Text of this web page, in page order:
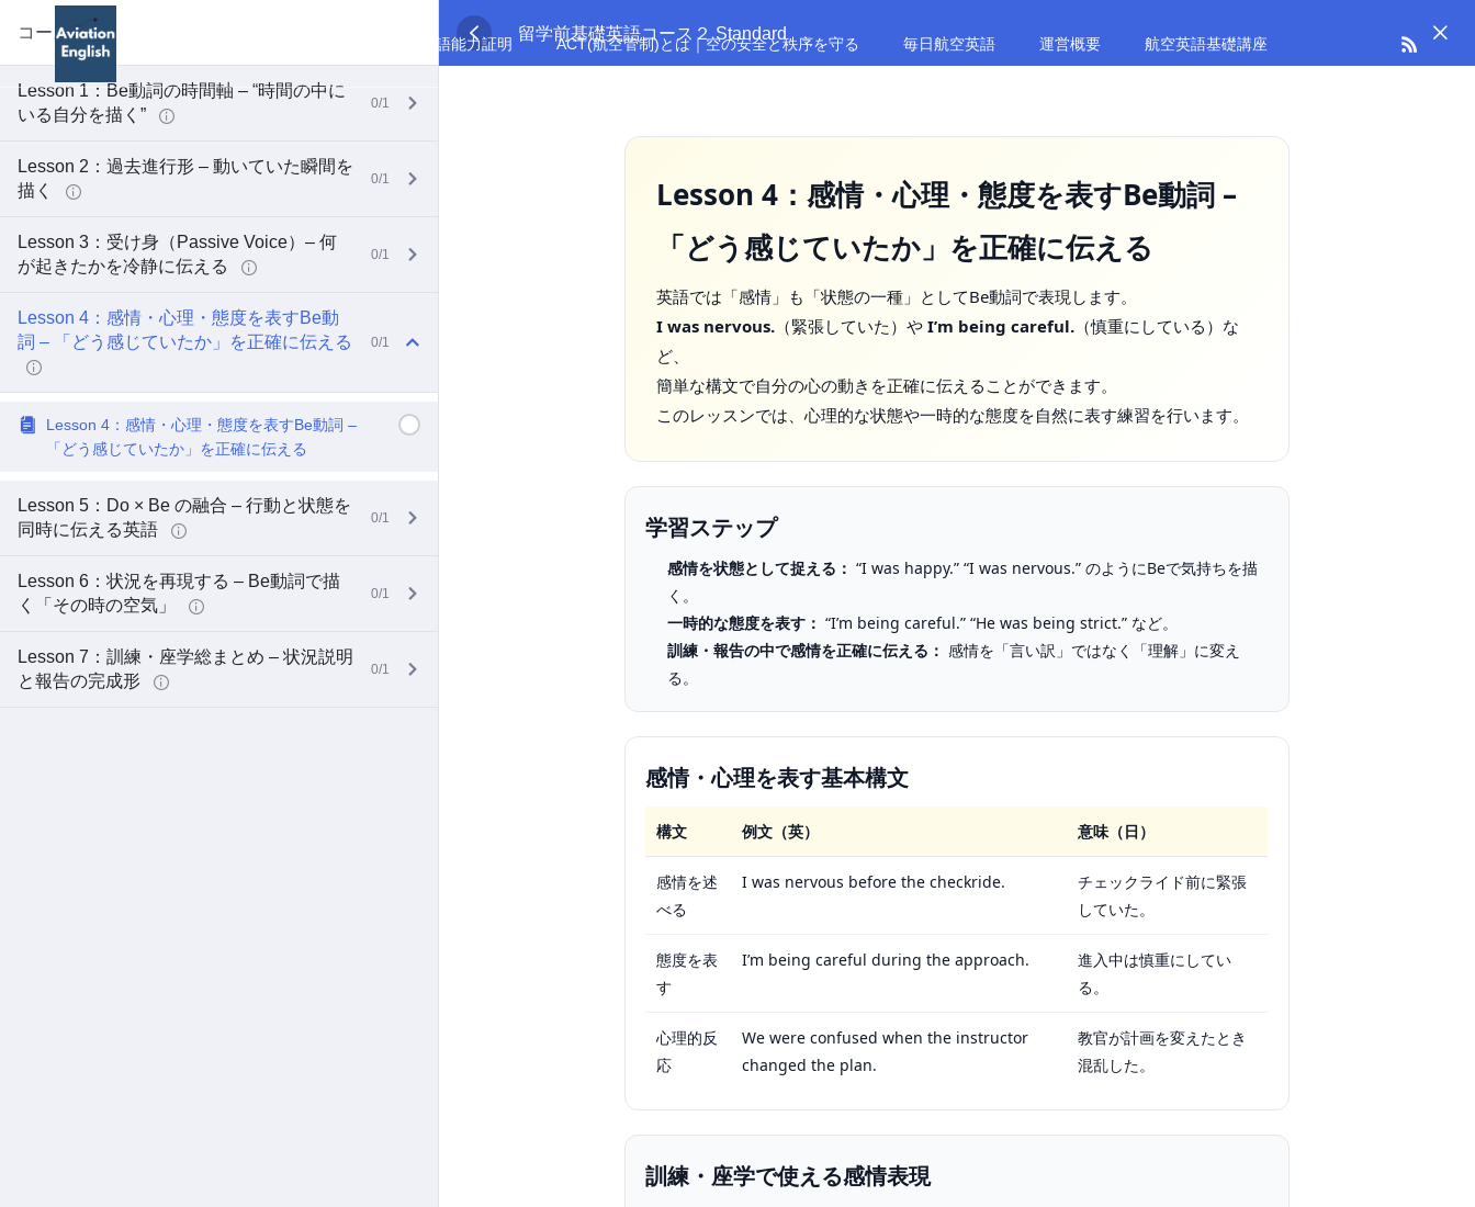
航空英語能力証明 ACT(航空管制)とは｜空の安全と秩序を守る 毎日航空英語 運営概要 航空英語基礎講座
コース内容
Lesson 1：Be動詞の時間軸 – “時間の中に
いる自分を描く”
0/1
Lesson 2：過去進行形 – 動いていた瞬間を
描く
0/1
Lesson 3：受け身（Passive Voice）– 何
が起きたかを冷静に伝える
0/1
Lesson 4：感情・心理・態度を表すBe動
詞 – 「どう感じていたか」を正確に伝える
0/1
Lesson 4：感情・心理・態度を表すBe動詞 –
「どう感じていたか」を正確に伝える
Lesson 5：Do × Be の融合 – 行動と状態を
同時に伝える英語
0/1
Lesson 6：状況を再現する – Be動詞で描
く「その時の空気」
0/1
Lesson 7：訓練・座学総まとめ – 状況説明
と報告の完成形
0/1
留学前基礎英語コース２ Standard
Lesson 4：感情・心理・態度を表すBe動詞 –
「どう感じていたか」を正確に伝える
英語では「感情」も「状態の一種」としてBe動詞で表現します。
I was nervous. （緊張していた）やI’m being careful. （慎重にしている）な
ど、
簡単な構文で自分の心の動きを正確に伝えることができます。
このレッスンでは、心理的な状態や一時的な態度を自然に表す練習を行います。
学習ステップ
感情を状態として捉える： “I was happy.” “I was nervous.” のようにBeで気持ちを描
く。
一時的な態度を表す： “I’m being careful.” “He was being strict.” など。
訓練・報告の中で感情を正確に伝える： 感情を「言い訳」ではなく「理解」に変え
る。
感情・心理を表す基本構文
構文 例文（英） 意味（日）
感情を述
べる
I was nervous before the checkride.
チェックライド前に緊張
していた。
態度を表
す
I’m being careful during the approach.
進入中は慎重にしてい
る。
心理的反
応
We were confused when the instructor
changed the plan.
教官が計画を変えたとき
混乱した。
訓練・座学で使える感情表現